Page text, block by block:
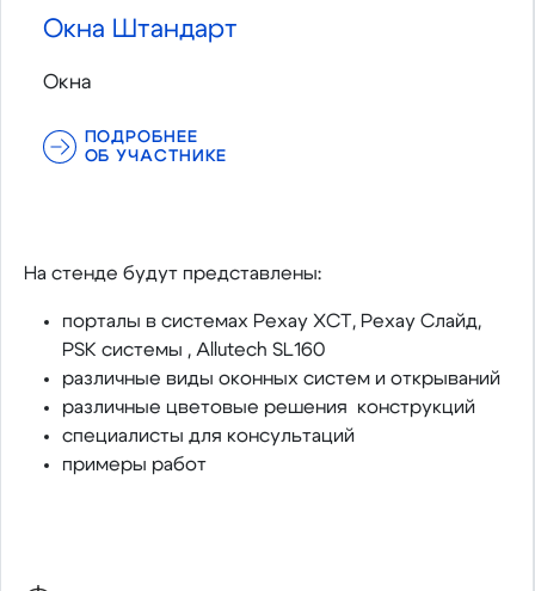
Окна Штандарт
Окна
ПОДРОБНЕЕ
ОБ УЧАСТНИКЕ
На стенде будут представлены:
порталы в системах Рехау ХСТ, Рехау Слайд,
PSK системы , Allutech SL160
различные виды оконных систем и открываний
различные цветовые решения конструкций
специалисты для консультаций
примеры работ